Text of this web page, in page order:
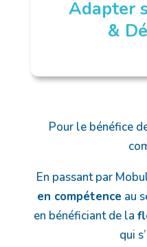
Adapter
&
Pour le bénéfice
En passant par
en compétence au
en bénéficiant de la
qui